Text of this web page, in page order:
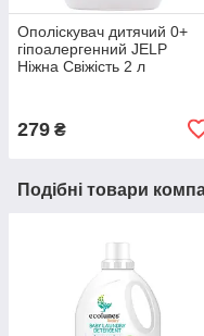
Ополіскувач дитячий 0+
гіпоалергенний JELP
Ніжна Свіжість 2 л
279 ₴
Подібні товари